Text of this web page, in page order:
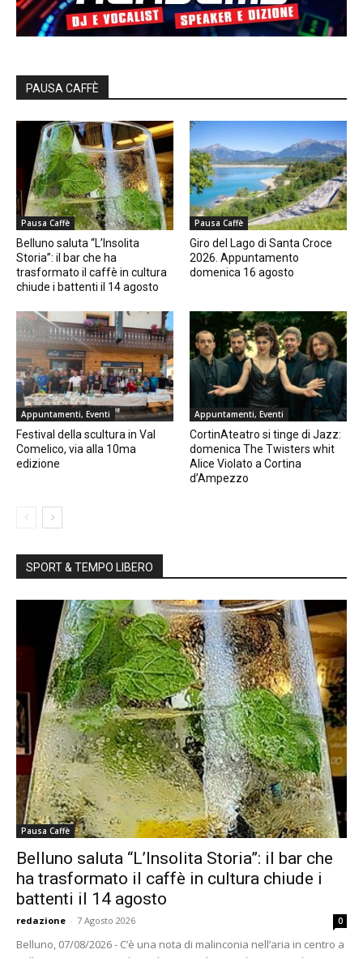
PAUSA CAFFÈ
Pausa Caffè
Belluno saluta “L’Insolita
Storia”: il bar che ha
trasformato il caffè in cultura
chiude i battenti il 14 agosto
Pausa Caffè
Giro del Lago di Santa Croce
2026. Appuntamento
domenica 16 agosto
Appuntamenti, Eventi
Festival della scultura in Val
Comelico, via alla 10ma
edizione
Appuntamenti, Eventi
CortinAteatro si tinge di Jazz:
domenica The Twisters whit
Alice Violato a Cortina
d’Ampezzo
SPORT & TEMPO LIBERO
Pausa Caffè
Belluno saluta “L’Insolita Storia”: il bar che
ha trasformato il caffè in cultura chiude i
battenti il 14 agosto
redazione - 7 Agosto 2026 0
Belluno, 07/08/2026 - C’è una nota di malinconia nell’aria in centro a